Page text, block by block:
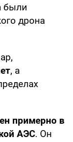
были
дрона
, а
примерно в
АЭС. Он